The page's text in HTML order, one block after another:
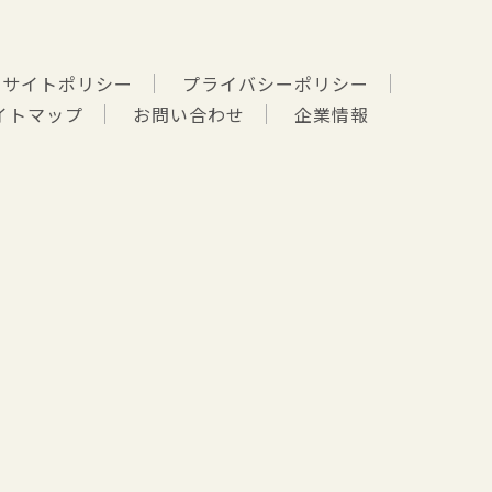
サイトポリシー
プライバシーポリシー
トマップ
お問い合わせ 企業情報